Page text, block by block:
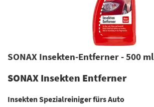
SONAX Insekten-Entferner - 500 ml
SONAX Insekten Entferner
Insekten Spezialreiniger fürs Auto